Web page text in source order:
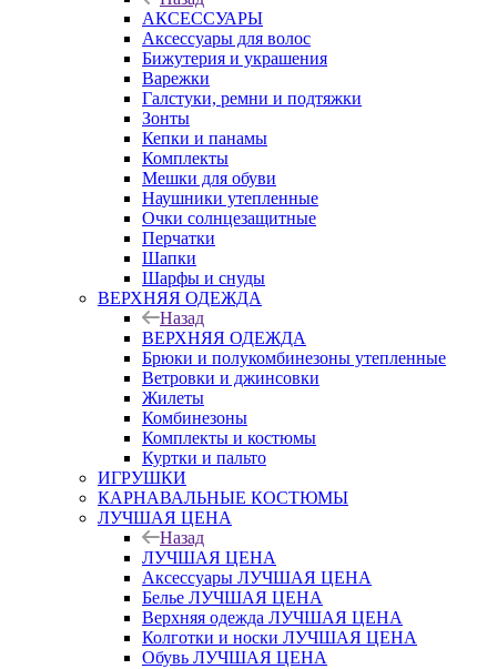
АКСЕССУАРЫ
Аксессуары для волос
Бижутерия и украшения
Варежки
Галстуки, ремни и подтяжки
Зонты
Кепки и панамы
Комплекты
Мешки для обуви
Наушники утепленные
Очки солнцезащитные
Перчатки
Шапки
Шарфы и снуды
ВЕРХНЯЯ ОДЕЖДА
Назад
ВЕРХНЯЯ ОДЕЖДА
Брюки и полукомбинезоны утепленные
Ветровки и джинсовки
Жилеты
Комбинезоны
Комплекты и костюмы
Куртки и пальто
ИГРУШКИ
КАРНАВАЛЬНЫЕ КОСТЮМЫ
ЛУЧШАЯ ЦЕНА
Назад
ЛУЧШАЯ ЦЕНА
Аксессуары ЛУЧШАЯ ЦЕНА
Белье ЛУЧШАЯ ЦЕНА
Верхняя одежда ЛУЧШАЯ ЦЕНА
Колготки и носки ЛУЧШАЯ ЦЕНА
Обувь ЛУЧШАЯ ЦЕНА